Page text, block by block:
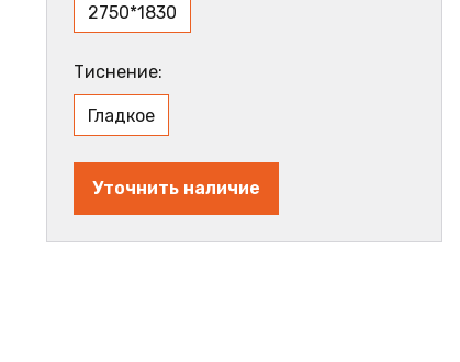
2750*1830
Тиснение:
Гладкое
Уточнить наличие